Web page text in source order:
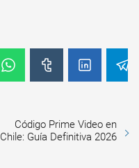
Código Prime Video en
Chile: Guía Definitiva 2026